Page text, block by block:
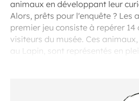
animaux en développant leur
Alors, prêts pour l'enquête ? Les
premier jeu consiste à repérer
visiteurs du musée. Ces
au Lapin, sont représentés en